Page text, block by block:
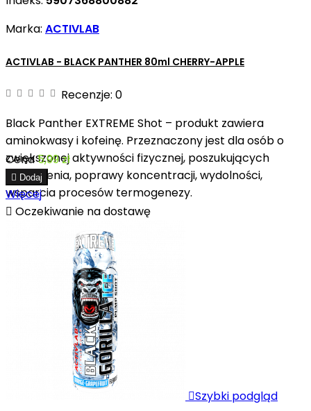
Marka: ACTIVLAB
ACTIVLAB - BLACK PANTHER 80ml CHERRY-APPLE
Recenzje: 0
Black Panther EXTREME Shot – produkt zawiera
aminokwasy i kofeinę. Przeznaczony jest dla osób o
zwiększonej aktywności fizycznej, poszukujących
pobudzenia, poprawy koncentracji, wydolności,
wsparcia procesów termogenezy.
Cena5,99 zł
 Dodaj
Więcej
 Oczekiwanie na dostawę
Szybki podgląd